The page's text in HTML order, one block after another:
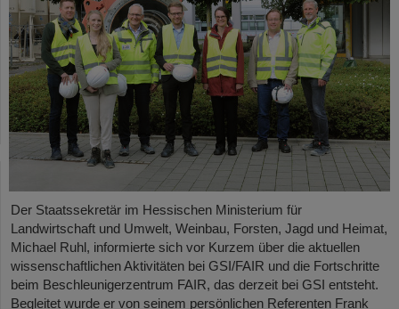
Der Staatssekretär im Hessischen Ministerium für
Landwirtschaft und Umwelt, Weinbau, Forsten, Jagd und Heimat,
Michael Ruhl, informierte sich vor Kurzem über die aktuellen
wissenschaftlichen Aktivitäten bei GSI/FAIR und die Fortschritte
beim Beschleunigerzentrum FAIR, das derzeit bei GSI entsteht.
Begleitet wurde er von seinem persönlichen Referenten Frank